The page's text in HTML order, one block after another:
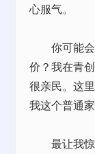
心服气。
你可能会
价？我在青
很亲民。这
我这个普通
最让我惊